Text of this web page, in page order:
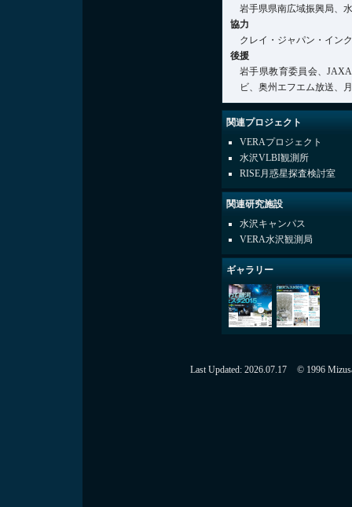
岩手県県南広域振興局、
協力
クレイ・ジャパン・イン
後援
岩手県教育委員会、
ビ、奥州エフエム放送、
関連プロジェクト
VERAプロジェクト
水沢VLBI観測所
RISE月惑星探査検討室
関連研究施設
水沢キャンパス
VERA水沢観測局
ギャラリー
Last Updated: 2026.07.17 © 1996